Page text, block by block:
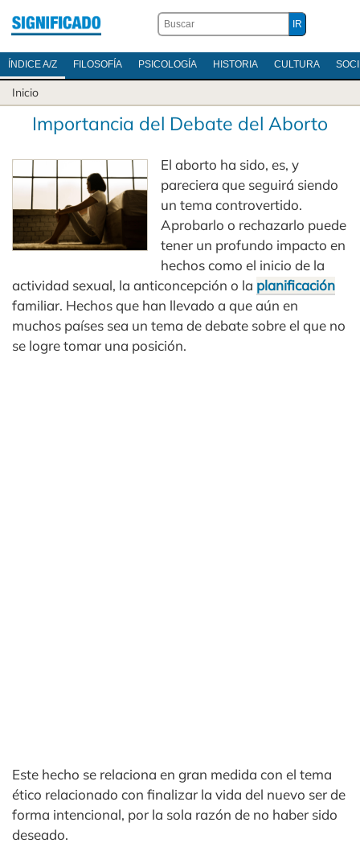
ÍNDICE A/Z FILOSOFÍA PSICOLOGÍA HISTORIA CULTURA
Inicio
Importancia del Debate del Aborto
El aborto ha sido, es, y
pareciera que seguirá siendo
un tema controvertido.
Aprobarlo o rechazarlo puede
tener un profundo impacto en
hechos como el inicio de la
actividad sexual, la anticoncepción o la planificación
familiar. Hechos que han llevado a que aún en
muchos países sea un tema de debate sobre el que no
se logre tomar una posición.
Este hecho se relaciona en gran medida con el tema
ético relacionado con finalizar la vida del nuevo ser de
forma intencional, por la sola razón de no haber sido
deseado.